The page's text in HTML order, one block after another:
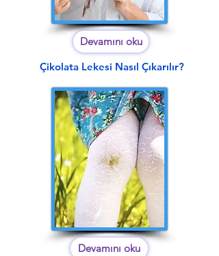
Devamını oku
Çikolata Lekesi Nasıl Çıkarılır?
Devamını oku